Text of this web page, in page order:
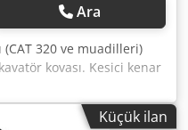
Ara
(CAT 320 ve muadilleri)
kovası. Kesici kenar
Gövde: Hardox 450
CAT J350, 5 dişli.
Ağırlık: 825 kg. Durum:
Küçük ilan